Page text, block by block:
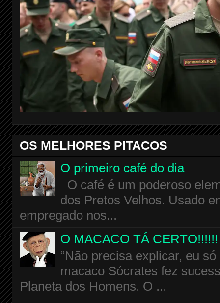
OS MELHORES PITACOS
O primeiro café do dia
O café é um poderoso
dos Pretos Velhos. Usado
empregado nos...
O MACACO TÁ CERTO!!!!!!
“Não precisa explicar, eu
macaco Sócrates fez
Planeta dos Homens. O ...